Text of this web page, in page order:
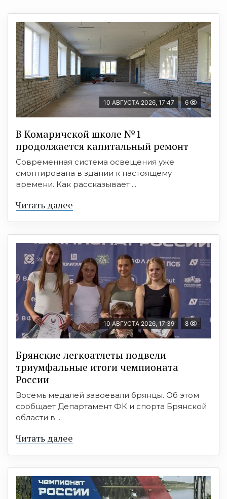
10 АВГУСТА 2026, 17:47 6
В Комаричской школе №1
продолжается капитальный ремонт
Современная система освещения уже
смонтирована в здании к настоящему
времени. Как рассказывает ...
Читать далее
10 АВГУСТА 2026, 17:39 8
Брянские легкоатлеты подвели
триумфальные итоги чемпионата
России
Восемь медалей завоевали брянцы. Об этом
сообщает Департамент ФК и спорта Брянской
области в ...
Читать далее